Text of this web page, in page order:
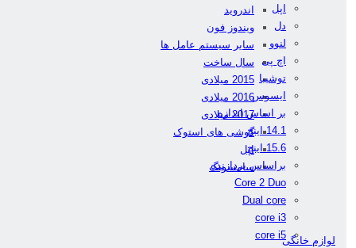
اندروید
ویندوز فون
سایر سیستم عامل ها
سال ساخت
2015 میلادی
2016 میلادی
2017 میلادی
گوشی های استوک
اپل
سامسونگ
اپل
دل
لنوو
اچ پی
توشیبا
ایسوس
بر اساس اندازه
14.1 اینچ
15.6 اینچ
براساس پردازنده
Core 2 Duo
Dual core
core i3
core i5لوازم خانگی